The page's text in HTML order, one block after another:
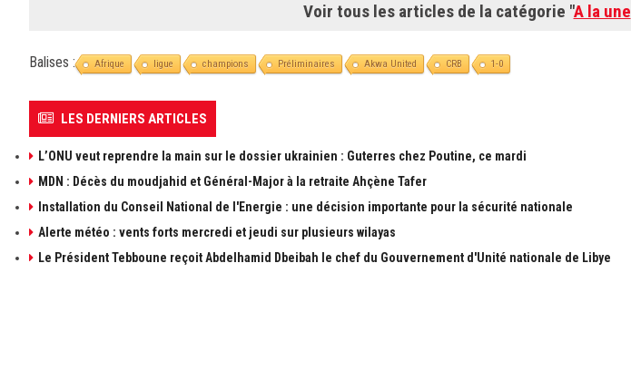
Voir tous les articles de la catégorie "A la une
Balises : Afrique ligue champions Préliminaires Akwa United CRB 1-0
LES DERNIERS ARTICLES
L’ONU veut reprendre la main sur le dossier ukrainien : Guterres chez Poutine, ce mardi
MDN : Décès du moudjahid et Général-Major à la retraite Ahçène Tafer
Installation du Conseil National de l'Energie : une décision importante pour la sécurité nationale
Alerte météo : vents forts mercredi et jeudi sur plusieurs wilayas
Le Président Tebboune reçoit Abdelhamid Dbeibah le chef du Gouvernement d'Unité nationale de Libye